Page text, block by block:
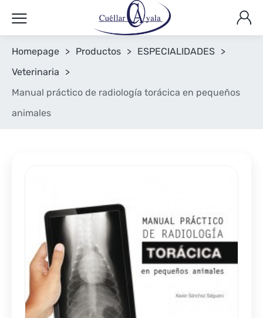
Homepage > Productos > ESPECIALIDADES >
Veterinaria
>
Manual práctico de radiología torácica en pequeños
animales